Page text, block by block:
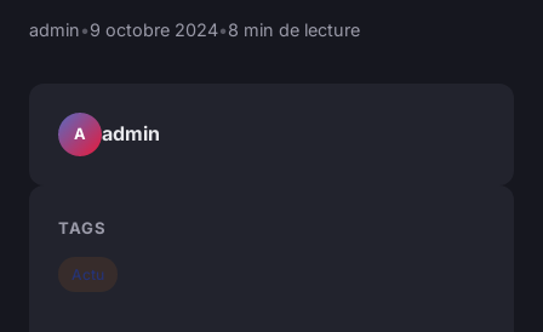
admin•9 octobre 2024•8 min de lecture
A admin
TAGS
Actu